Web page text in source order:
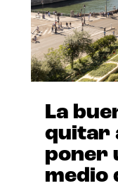
La
quitar
poner
medio